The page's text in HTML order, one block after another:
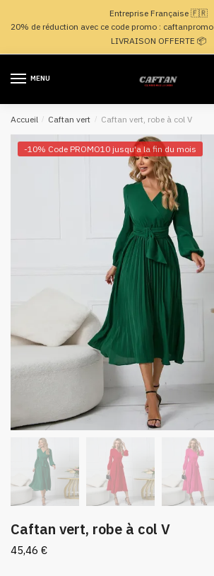
navigation
Entreprise Française 🇫🇷
20% de réduction avec ce code promo : caftanpromo
LIVRAISON OFFERTE 📦
MENU
Accueil / Caftan vert / Caftan vert, robe à col V
-10% Code PROMO10 jusqu'a la fin du mois
Caftan vert, robe à col V
45,46 €